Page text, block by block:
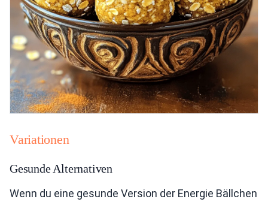
Variationen
Gesunde Alternativen
Wenn du eine gesunde Version der Energie Bällchen